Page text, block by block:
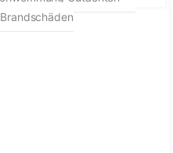
Brandschäden